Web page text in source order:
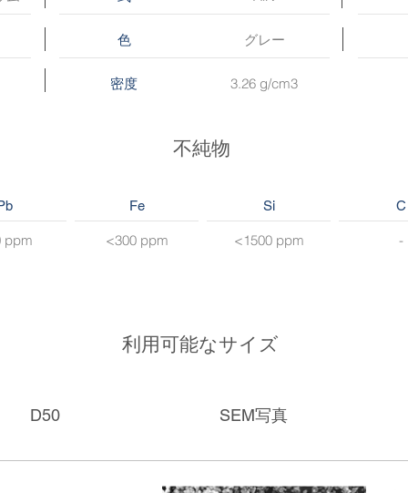
グレー
色
3.26 g/cm3
密度
不純物
ppm
Fe
<300 ppm
Si
<1500 ppm
C
-
D50 SEM写真
利用可能なサイズ